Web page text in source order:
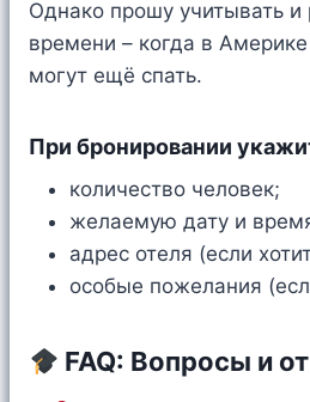
Однако прошу учитывать и
времени – когда в
могут ещё спать.
При бронировании
количество человек;
желаемую дату и
адрес отеля (если
особые пожелания
FAQ: Вопросы и